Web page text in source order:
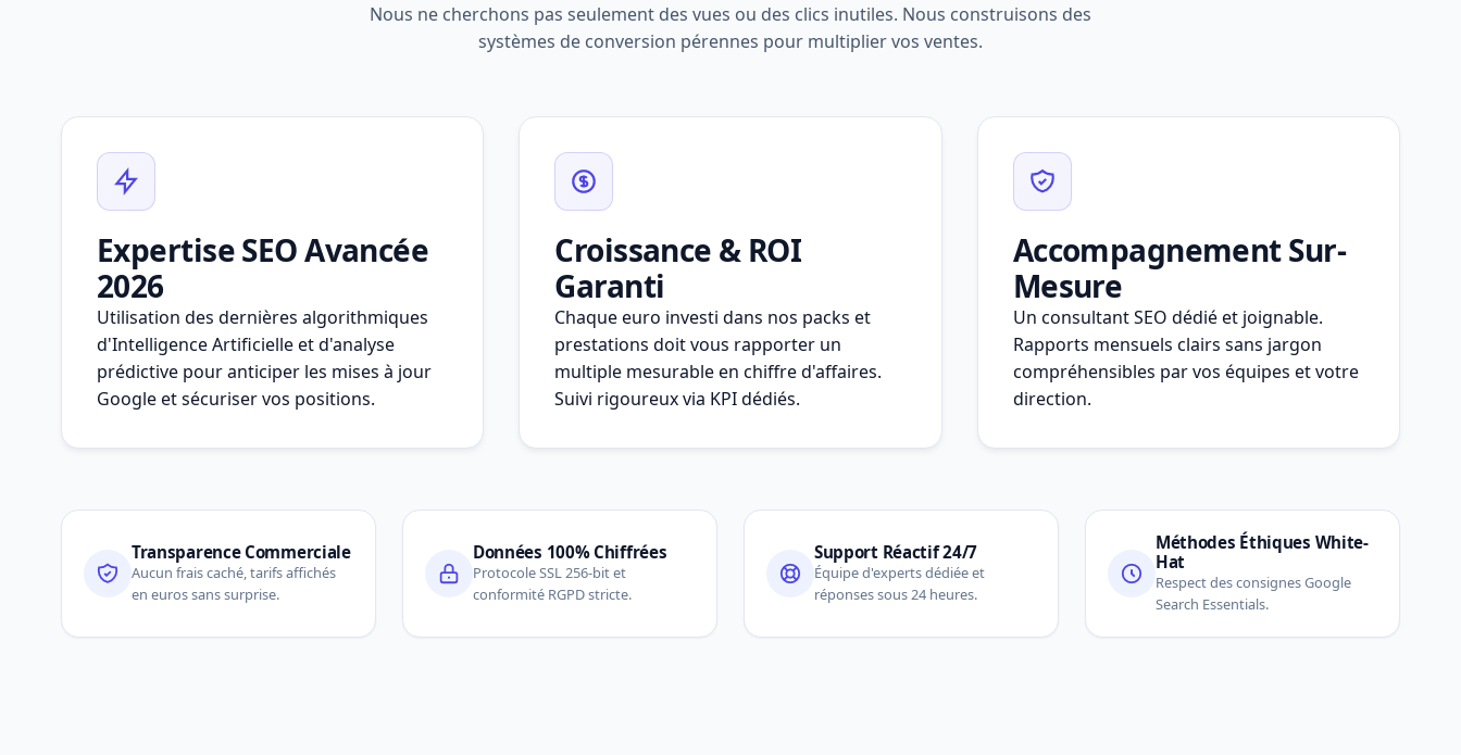
Nous ne cherchons pas seulement des vues ou des clics inutiles. Nous construisons des
systèmes de conversion pérennes pour multiplier vos ventes.
Expertise SEO Avancée
2026
Utilisation des dernières algorithmiques
d'Intelligence Artificielle et d'analyse
prédictive pour anticiper les mises à jour
Google et sécuriser vos positions.
Croissance & ROI
Garanti
Chaque euro investi dans nos packs et
prestations doit vous rapporter un
multiple mesurable en chiffre d'affaires.
Suivi rigoureux via KPI dédiés.
Accompagnement Sur-
Mesure
Un consultant SEO dédié et joignable.
Rapports mensuels clairs sans jargon
compréhensibles par vos équipes et votre
direction.
Transparence Commerciale
Aucun frais caché, tarifs affichés
en euros sans surprise.
Données 100% Chiffrées
Protocole SSL 256-bit et
conformité RGPD stricte.
Support Réactif 24/7
Équipe d'experts dédiée et
réponses sous 24 heures.
Méthodes Éthiques White-
Hat
Respect des consignes Google
Search Essentials.